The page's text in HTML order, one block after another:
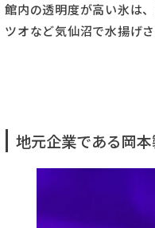
館内の透明度が高い氷は
ツオなど気仙沼で水揚げ
地元企業である岡